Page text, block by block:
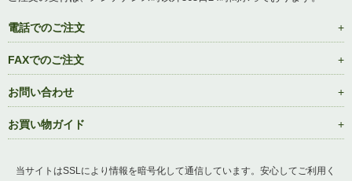
電話でのご注文
FAXでのご注文
お問い合わせ
お買い物ガイド
当サイトはSSLにより情報を暗号化して通信しています。安心してご利用く